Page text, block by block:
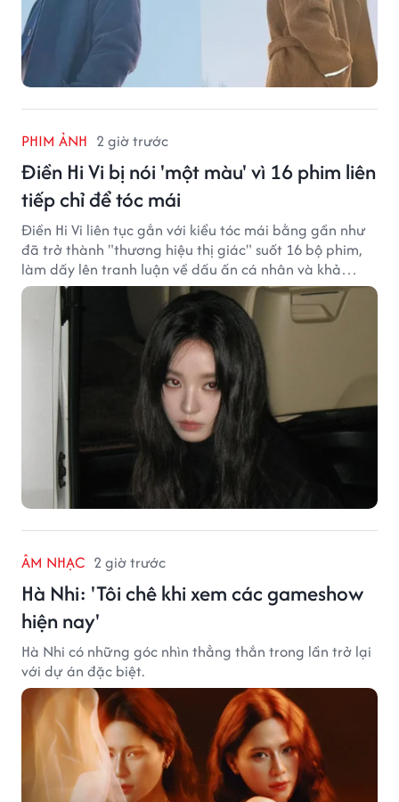
PHIM ẢNH 2 giờ trước
Điền Hi Vi bị nói 'một màu' vì 16 phim liên
tiếp chỉ để tóc mái
Điền Hi Vi liên tục gắn với kiểu tóc mái bằng gần như
đã trở thành "thương hiệu thị giác" suốt 16 bộ phim,
làm dấy lên tranh luận về dấu ấn cá nhân và khả
năng biến hóa trên màn ảnh.
ÂM NHẠC 2 giờ trước
Hà Nhi: 'Tôi chê khi xem các gameshow
hiện nay'
Hà Nhi có những góc nhìn thẳng thắn trong lần trở lại
với dự án đặc biệt.